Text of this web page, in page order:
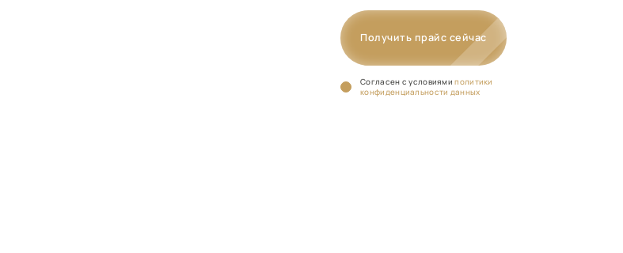
Получить прайс сейчас
Cогласен с условиямиполитики
конфиденциальности данных